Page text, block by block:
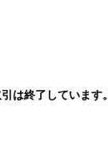
は終了しています。